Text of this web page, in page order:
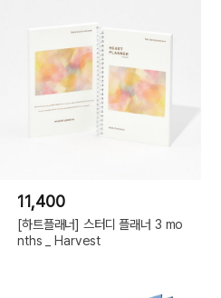
11,400
[하트플래너] 스터디 플래너 3 mo
nths _ Harvest